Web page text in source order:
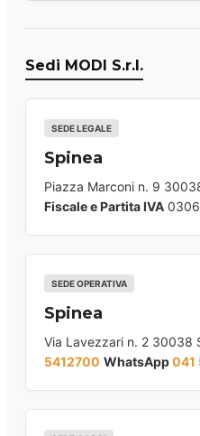
Sedi MODI S.r.l.
SEDE LEGALE
Spinea
Piazza Marconi n. 9
Fiscale e Partita IVA
SEDE OPERATIVA
Spinea
Via Lavezzari n. 2 30038
5412700 WhatsApp041